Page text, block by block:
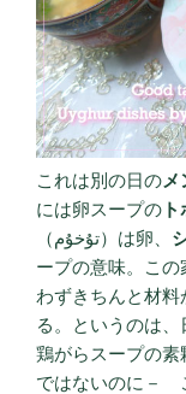
これは別の日の
には卵スープの
（تۇخۇم）は卵、
ープの意味。こ
わずきちんと材
る。というのは
鶏がらスープの
ではないのに－